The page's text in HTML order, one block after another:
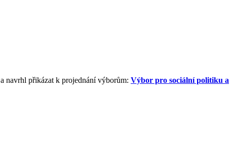
a navrhl přikázat k projednání výborům: Výbor pro sociální politiku a